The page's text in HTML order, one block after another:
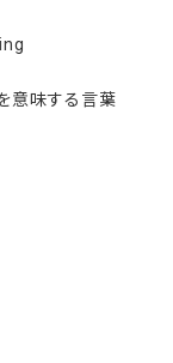
意味する言葉